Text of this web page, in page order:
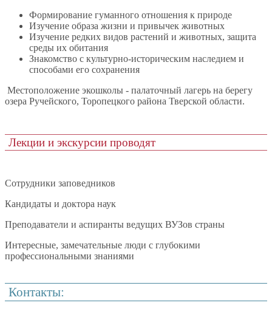
Формирование гуманного отношения к природе
Изучение образа жизни и привычек животных
Изучение редких видов растений и животных, защита
среды их обитания
Знакомство с культурно-историческим наследием и
способами его сохранения
Местоположение экошколы - палаточный лагерь на берегу
озера Ручейского, Торопецкого района Тверской области.
Лекции и экскурсии проводят
Сотрудники заповедников
Кандидаты и доктора наук
Преподаватели и аспиранты ведущих ВУЗов страны
Интересные, замечательные люди с глубокими
профессиональными знаниями
Контакты: